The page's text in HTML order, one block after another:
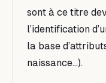
sont à ce titre
l’identification
la base
naissance…).